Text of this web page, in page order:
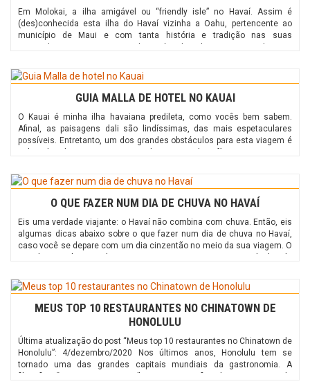
Em Molokai, a ilha amigável ou “friendly isle” no Havaí. Assim é
(des)conhecida esta ilha do Havaí vizinha a Oahu, pertencente ao
município de Maui e com tanta história e tradição nas suas
peixes dos ancestrais havaianos, […]
GUIA MALLA DE HOTEL NO KAUAI
O Kauai é minha ilha havaiana predileta, como vocês bem sabem.
Afinal, as paisagens dali são lindíssimas, das mais espetaculares
possíveis. Entretanto, um dos grandes obstáculos para esta viagem é
muitas e esgotam rapidamente. Além […]
O QUE FAZER NUM DIA DE CHUVA NO HAVAÍ
Eis uma verdade viajante: o Havaí não combina com chuva. Então, eis
algumas dicas abaixo sobre o que fazer num dia de chuva no Havaí,
caso você se depare com um dia cinzentão no meio da sua viagem. O
MEUS TOP 10 RESTAURANTES NO CHINATOWN DE
HONOLULU
Última atualização do post “Meus top 10 restaurantes no Chinatown de
Honolulu”: 4/dezembro/2020 Nos últimos anos, Honolulu tem se
tornado uma das grandes capitais mundiais da gastronomia. A